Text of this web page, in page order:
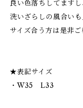
良い色落ちしてますし
洗いざらしの風合いも
サイズ合う方は是非ご
★表記サイズ
・W35 L33